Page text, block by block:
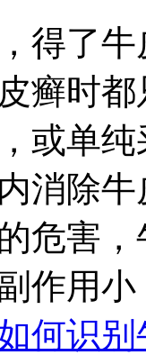
得了
癣时
或单
消除
危害
作用
何识别